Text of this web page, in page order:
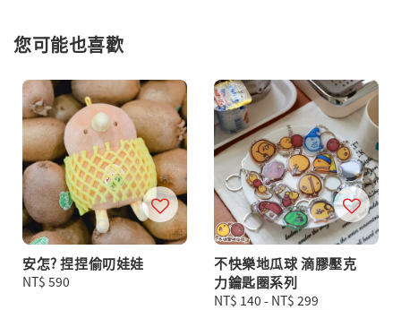
您可能也喜歡
安怎? 捏捏偷叨娃娃
Regular
NT$ 590
不快樂地瓜球 滴膠壓克
力鑰匙圈系列
Regular
NT$ 140 - NT$ 299